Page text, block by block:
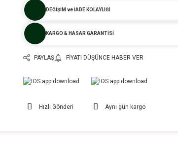
DEĞİŞİM ve İADE KOLAYLIĞI
KARGO & HASAR GARANTİSİ
PAYLAŞ FIYATI DÜŞÜNCE HABER VER
Hızlı Gönderi Aynı gün kargo